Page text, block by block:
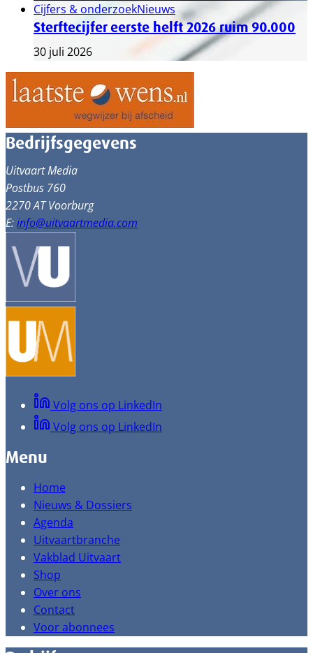
Cijfers & onderzoekNieuws
Sterftecijfer eerste helft 2026 ruim 90.000
30 juli 2026
Bedrijfsgegevens
Uitvaart Media
Postbus 760
2270 AT Voorburg
E:info@uitvaartmedia.com
Volg ons op LinkedIn
Volg ons op LinkedIn
Menu
Home
Nieuws & Dossiers
Agenda
Uitvaartbranche
Vakblad Uitvaart
Shop
Over ons
Contact
Voor abonnees